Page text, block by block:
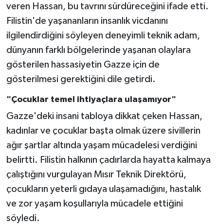
veren Hassan, bu tavrını sürdüreceğini ifade etti.
Filistin'de yaşananların insanlık vicdanını
ilgilendirdiğini söyleyen deneyimli teknik adam,
dünyanın farklı bölgelerinde yaşanan olaylara
gösterilen hassasiyetin Gazze için de
gösterilmesi gerektiğini dile getirdi.
"Çocuklar temel ihtiyaçlara ulaşamıyor"
Gazze'deki insani tabloya dikkat çeken Hassan,
kadınlar ve çocuklar başta olmak üzere sivillerin
ağır şartlar altında yaşam mücadelesi verdiğini
belirtti. Filistin halkının çadırlarda hayatta kalmaya
çalıştığını vurgulayan Mısır Teknik Direktörü,
çocukların yeterli gıdaya ulaşamadığını, hastalık
ve zor yaşam koşullarıyla mücadele ettiğini
söyledi.